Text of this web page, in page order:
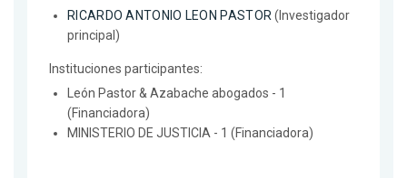
RICARDO ANTONIO LEON PASTOR(Investigador
principal)
Instituciones participantes:
León Pastor & Azabache abogados - 1
(Financiadora)
MINISTERIO DE JUSTICIA - 1 (Financiadora)